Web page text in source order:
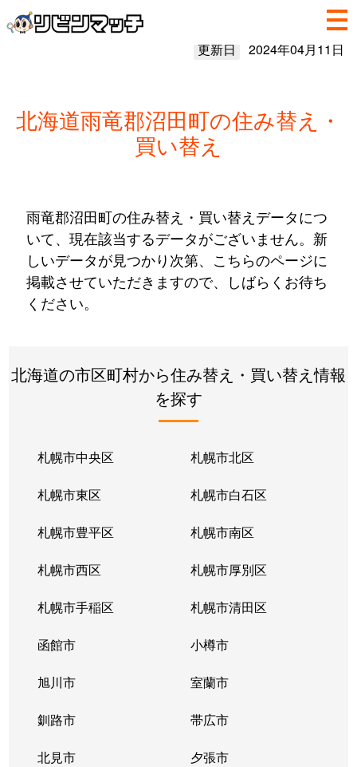
更新日 2024年04月11日
北海道雨竜郡沼田町の住み替え・
買い替え
雨竜郡沼田町の住み替え・買い替えデータにつ
いて、現在該当するデータがございません。新
しいデータが見つかり次第、こちらのページに
掲載させていただきますので、しばらくお待ち
ください。
北海道の市区町村から住み替え・買い替え情報
を探す
札幌市中央区 札幌市北区
札幌市東区 札幌市白石区
札幌市豊平区 札幌市南区
札幌市西区 札幌市厚別区
札幌市手稲区 札幌市清田区
函館市 小樽市
旭川市 室蘭市
釧路市 帯広市
北見市 夕張市